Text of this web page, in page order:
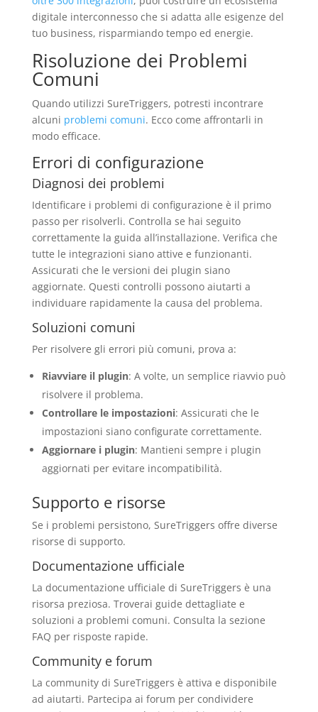
digitale interconnesso che si adatta alle esigenze del
tuo business, risparmiando tempo ed energie.
Risoluzione dei Problemi
Comuni
Quando utilizzi SureTriggers, potresti incontrare
alcuni problemi comuni. Ecco come affrontarli in
modo efficace.
Errori di configurazione
Diagnosi dei problemi
Identificare i problemi di configurazione è il primo
passo per risolverli. Controlla se hai seguito
correttamente la guida all’installazione. Verifica che
tutte le integrazioni siano attive e funzionanti.
Assicurati che le versioni dei plugin siano
aggiornate. Questi controlli possono aiutarti a
individuare rapidamente la causa del problema.
Soluzioni comuni
Per risolvere gli errori più comuni, prova a:
Riavviare il plugin: A volte, un semplice riavvio può
risolvere il problema.
Controllare le impostazioni: Assicurati che le
impostazioni siano configurate correttamente.
Aggiornare i plugin: Mantieni sempre i plugin
aggiornati per evitare incompatibilità.
Supporto e risorse
Se i problemi persistono, SureTriggers offre diverse
risorse di supporto.
Documentazione ufficiale
La documentazione ufficiale di SureTriggers è una
risorsa preziosa. Troverai guide dettagliate e
soluzioni a problemi comuni. Consulta la sezione
FAQ per risposte rapide.
Community e forum
La community di SureTriggers è attiva e disponibile
ad aiutarti. Partecipa ai forum per condividere